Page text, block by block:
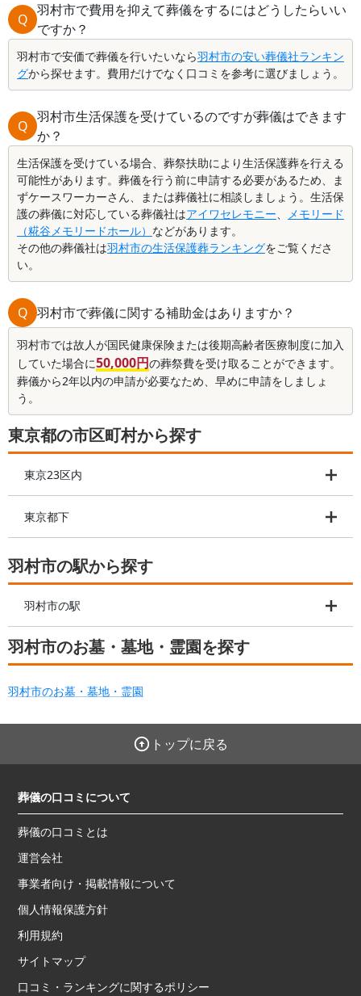
Q
羽村市で費用を抑えて葬儀をするにはどうしたらいい
ですか？
羽村市で安価で葬儀を行いたいなら羽村市の安い葬儀社ランキン
グから探せます。費用だけでなく口コミを参考に選びましょう。
Q
羽村市生活保護を受けているのですが葬儀はできます
か？
生活保護を受けている場合、葬祭扶助により生活保護葬を行える
可能性があります。葬儀を行う前に申請する必要があるため、ま
ずケースワーカーさん、または葬儀社に相談しましょう。生活保
護の葬儀に対応している葬儀社はアイワセレモニー、
メモリード
（糀谷メモリードホール） などがあります。
その他の葬儀社は羽村市の生活保護葬ランキングをご覧くださ
い。
Q 羽村市で葬儀に関する補助金はありますか？
羽村市では故人が国民健康保険または後期高齢者医療制度に加入
していた場合に50,000円の葬祭費を受け取ることができます。
葬儀から2年以内の申請が必要なため、早めに申請をしましょ
う。
東京都の市区町村から探す
東京23区内
東京都下
羽村市の駅から探す
羽村市の駅
羽村市のお墓・墓地・霊園を探す
羽村市のお墓・墓地・霊園
トップに戻る
葬儀の口コミについて
葬儀の口コミとは
運営会社
事業者向け・掲載情報について
個人情報保護方針
利用規約
サイトマップ
口コミ・ランキングに関するポリシー